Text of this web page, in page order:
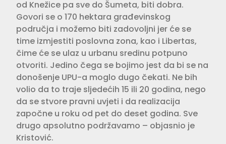
od Knežice pa sve do Šumeta, biti dobra.
Govori se o 170 hektara građevinskog
područja i možemo biti zadovoljni jer će se
time izmjestiti poslovna zona, kao i Libertas,
čime će se ulaz u urbanu sredinu potpuno
otvoriti. Jedino čega se bojimo jest da bi se na
donošenje UPU-a moglo dugo čekati. Ne bih
volio da to traje sljedećih 15 ili 20 godina, nego
da se stvore pravni uvjeti i da realizacija
započne u roku od pet do deset godina. Sve
drugo apsolutno podržavamo – objasnio je
Kristović.